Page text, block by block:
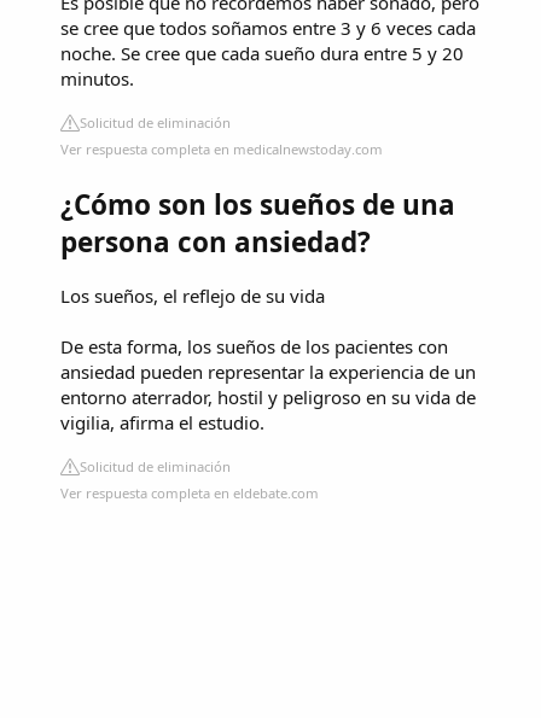
se cree que todos soñamos entre 3 y 6 veces cada
noche. Se cree que cada sueño dura entre 5 y 20
minutos.
Solicitud de eliminación
Ver respuesta completa en medicalnewstoday.com
¿Cómo son los sueños de una
persona con ansiedad?
Los sueños, el reflejo de su vida
De esta forma, los sueños de los pacientes con
ansiedad pueden representar la experiencia de un
entorno aterrador, hostil y peligroso en su vida de
vigilia, afirma el estudio.
Solicitud de eliminación
Ver respuesta completa en eldebate.com